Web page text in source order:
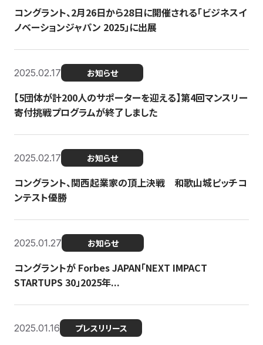
コングラント、2月26日から28日に開催される「ビジネスイ
ノベーションジャパン 2025」に出展
2025.02.17 お知らせ
【5団体が計200人のサポーターを迎える】​​第4回マンスリー
寄付挑戦プログラムが終了しました
2025.02.17 お知らせ
コングラント、関西起業家の頂上決戦 和歌山城ピッチコ
ンテスト優勝
2025.01.27 お知らせ
コングラントが Forbes JAPAN「NEXT IMPACT
STARTUPS 30」2025年...
2025.01.16 プレスリリース